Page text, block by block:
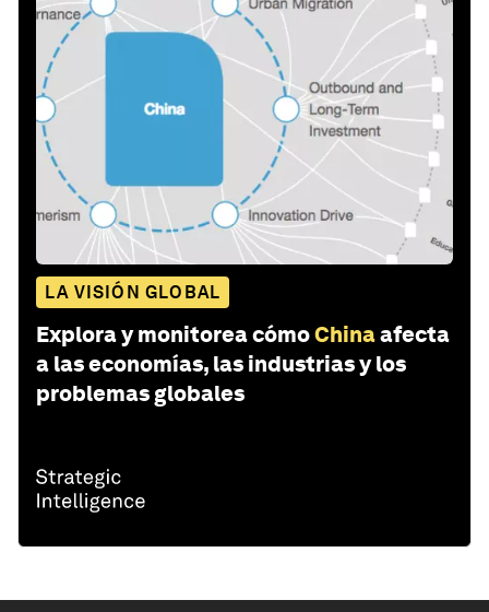
LA VISIÓN GLOBAL
Explora y monitorea cómoChinaafecta
a las economías, las industrias y los
problemas globales